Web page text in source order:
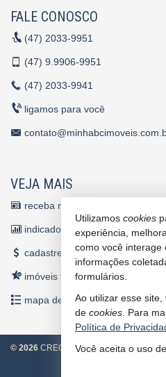
FALE CONOSCO
(47) 2033-9951
(47) 9.9906-9951
(47) 2033-9941
ligamos para você
VEJA MAIS
receba nosso newsletter
indicadores financeiros
cadastre seu imóvel
imóveis favoritos
mapa de imóveis
© 2026 CRECI/SC 4860 J Política
Utilizamos cookies
experiência,
como você interage
informações
formulários.
Ao utilizar esse
de cookies . Para
Política de
Você aceita o uso de